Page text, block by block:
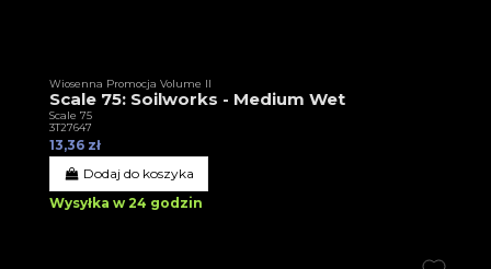
Wiosenna Promocja Volume II
Scale 75: Soilworks - Medium Wet
Scale 75
3T27647
13,36 zł
Dodaj do koszyka
Wysyłka w 24 godzin